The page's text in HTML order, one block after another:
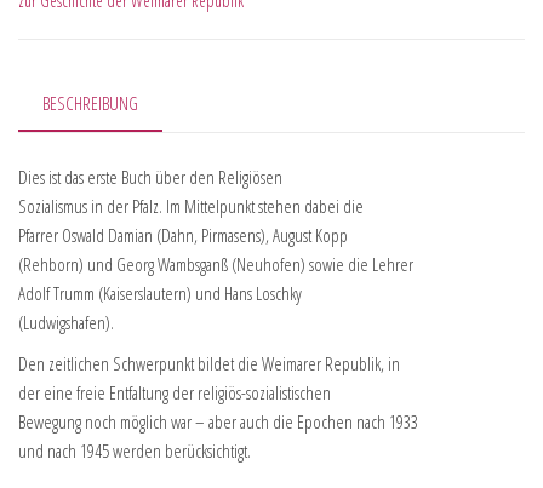
BESCHREIBUNG
Dies ist das erste Buch über den Religiösen
Sozialismus in der Pfalz. Im Mittelpunkt stehen dabei die
Pfarrer Oswald Damian (Dahn, Pirmasens), August Kopp
(Rehborn) und Georg Wambsganß (Neuhofen) sowie die Lehrer
Adolf Trumm (Kaiserslautern) und Hans Loschky
(Ludwigshafen).
Den zeitlichen Schwerpunkt bildet die Weimarer Republik, in
der eine freie Entfaltung der religiös-sozialistischen
Bewegung noch möglich war – aber auch die Epochen nach 1933
und nach 1945 werden berücksichtigt.